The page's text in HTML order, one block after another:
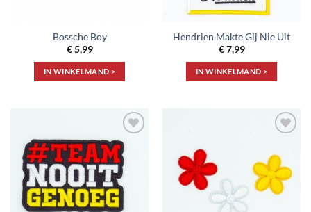
Bossche Boy
€5,99
IN WINKELMAND >
Hendrien Makte Gij Nie Uit
€7,99
IN WINKELMAND >
Toevoegen
aan
verlanglijst
aan
verlanglijst